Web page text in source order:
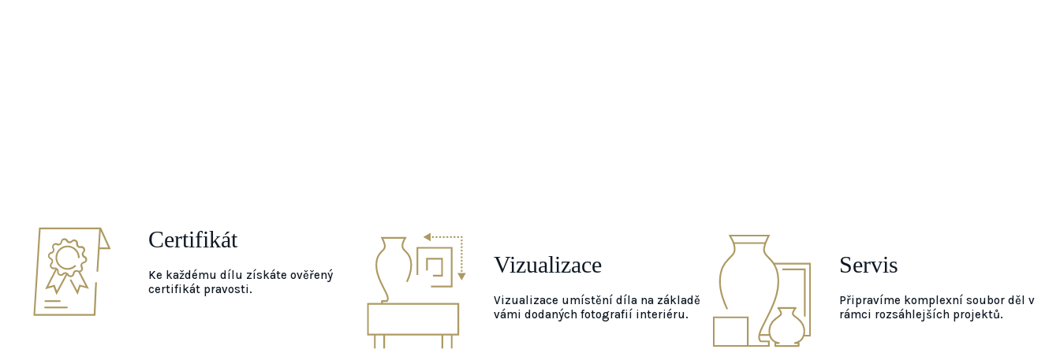
Certifikát
Ke každému dílu získáte ověřený
certifikát pravosti.
Vizualizace
Vizualizace umístění díla na základě
vámi dodaných fotografií interiéru.
Servis
Připravíme komplexní soubor děl v
rámci rozsáhlejších projektů.